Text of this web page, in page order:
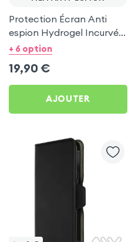
Protection Écran Anti
espion Hydrogel Incurvé
Fin 0.14 mm Forcell
+ 6 option
19,90 €
AJOUTER